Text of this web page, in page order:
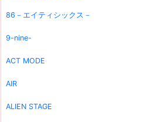
86－エイティシックス－
9-nine-
ACT MODE
AIR
ALIEN STAGE